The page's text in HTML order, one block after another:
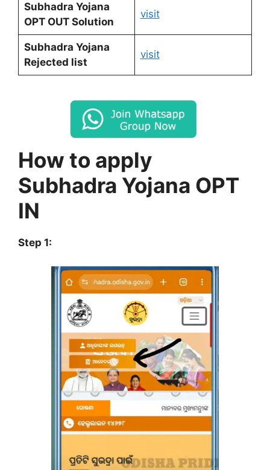
Subhadra Yojana
OPT OUT Solution
visit
Subhadra Yojana
Rejected list
visit
How to apply
Subhadra Yojana OPT
IN
Step 1: